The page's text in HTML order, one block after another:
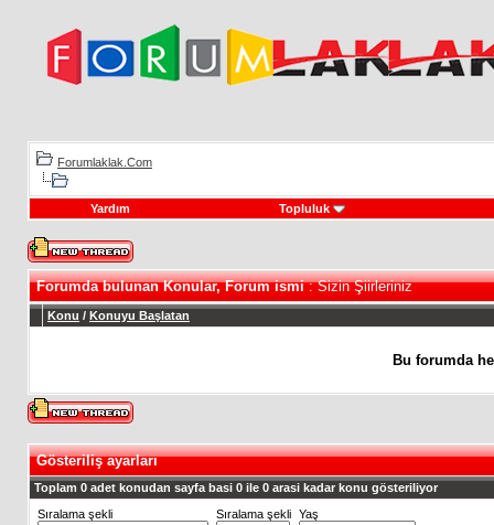
Forumlaklak.Com
Yardım Topluluk
Forumda bulunan Konular, Forum ismi: Sizin Şiirleriniz
Konu / Konuyu Başlatan
Bu forumda
Gösteriliş ayarları
Toplam 0 adet konudan sayfa basi 0 ile 0 arasi kadar konu gösteriliyor
Sıralama şekli
Sıralama şekli Yaş